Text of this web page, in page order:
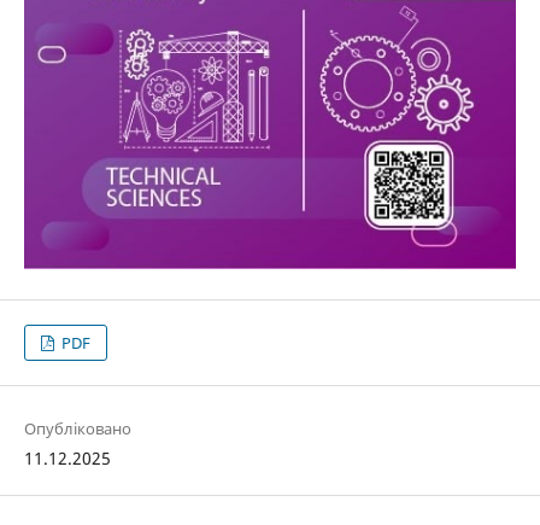
PDF
Опубліковано
11.12.2025